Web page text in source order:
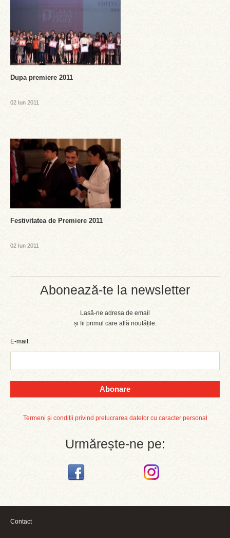
Abonează-te la newsletter
Lasă-ne adresa de email
și fii primul care află noutățile.
E-mail:
Abonare
Termeni și condiții privind prelucrarea datelor cu caracter personal
Urmărește-ne pe:
Dupa premiere 2011
02 Iun 2011
Festivitatea de Premiere 2011
02 Iun 2011
Contact